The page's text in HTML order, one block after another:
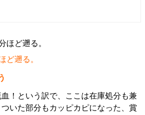
ど遡る。
！という訳で、ここは在庫処分も兼
いた部分もカッピカピになった、賞